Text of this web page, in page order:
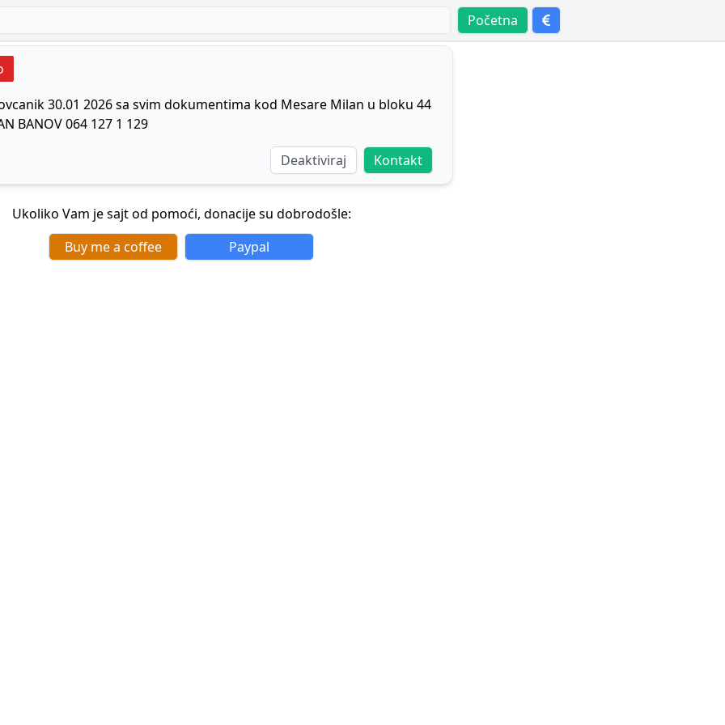
Početna
30.01 2026 sa svim dokumentima kod Mesare Milan u bloku 44
BANOV 064 127 1 129
Deaktiviraj Kontakt
Ukoliko Vam je sajt od pomoći, donacije su dobrodošle:
Buy me a coffee
Paypal